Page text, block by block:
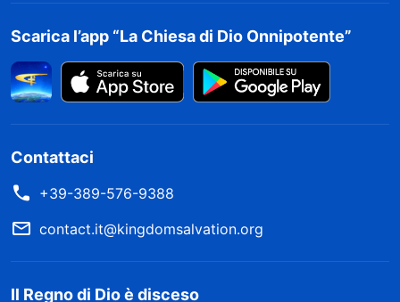
Scarica l’app “La Chiesa di Dio Onnipotente”
Contattaci
+39-389-576-9388
contact.it@kingdomsalvation.org
Il Regno di Dio è disceso